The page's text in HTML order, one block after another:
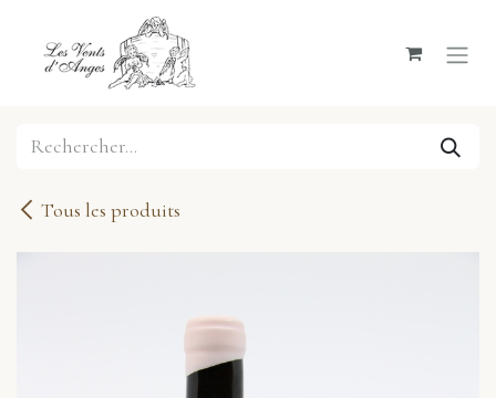
Se rendre au contenu
Tous les produits